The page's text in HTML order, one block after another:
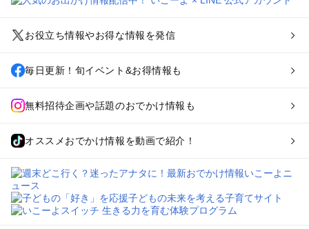
お役立ち情報やお得な情報を発信
毎日更新！旬イベント&お得情報も
無料招待企画や話題のおでかけ情報も
オススメおでかけ情報を動画で紹介！